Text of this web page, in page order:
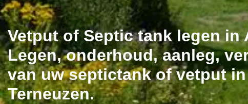
Vetput of Septic tank legen in
Legen, onderhoud, aanleg,
van uw septictank of vetput
Terneuzen.